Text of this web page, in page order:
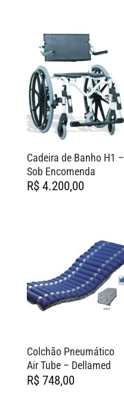
Cadeira de Banho H1 –
Sob Encomenda
R$4.200,00
Colchão Pneumático
Air Tube – Dellamed
R$748,00